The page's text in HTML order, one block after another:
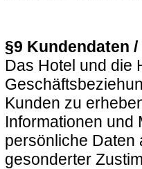
§9 Kundendaten
Das Hotel und die
Kunden zu
Informationen und
persönliche Daten
gesonderter